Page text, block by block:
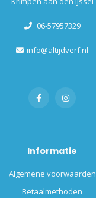
06-57957329
info@altijdverf.nl
Informatie
Algemene voorwaarden
Betaalmethoden